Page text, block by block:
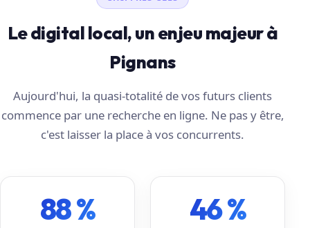
Le digital local, un enjeu majeur à
Pignans
Aujourd'hui, la quasi-totalité de vos futurs clients
commence par une recherche en ligne. Ne pas y être,
c'est laisser la place à vos concurrents.
88 % 46 %